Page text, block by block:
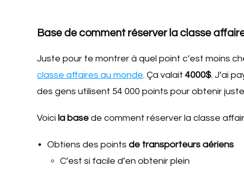
Base de comment réserver la classe
Juste pour te montrer à quel point c’est moins
classe affaires au monde. Ça valait 4000$. J’ai
des gens utilisent 54 000 points pour obtenir
Voici la base de comment réserver la classe
Obtiens des points de transporteurs aériens
C’est si facile d’en obtenir plein